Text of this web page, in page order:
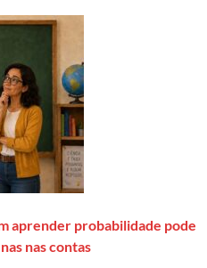
aprender probabilidade pode
nas contas